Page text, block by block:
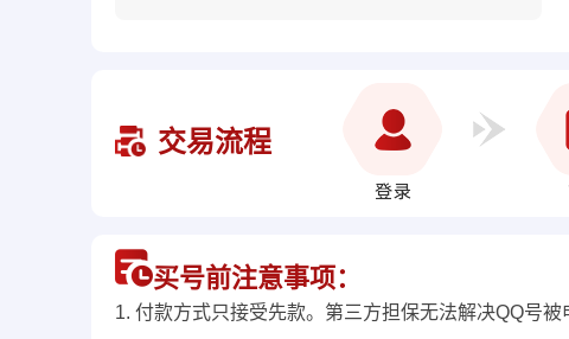
交易流程
买号前注意事项：
1. 付款方式只接受先款。第三方担保无法解决QQ号被